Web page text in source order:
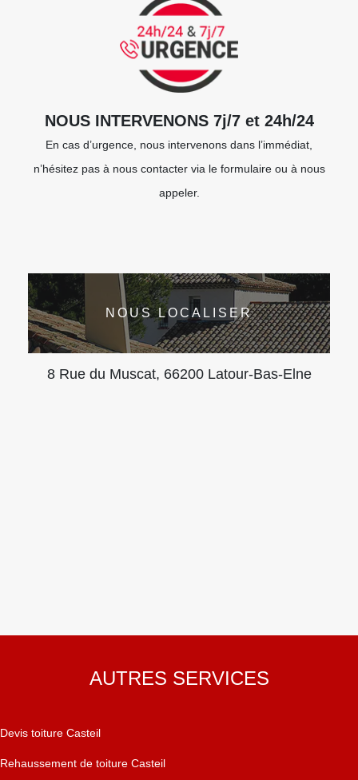
NOUS INTERVENONS 7j/7 et 24h/24
En cas d’urgence, nous intervenons dans l’immédiat,
n’hésitez pas à nous contacter via le formulaire ou à nous
appeler.
NOUS LOCALISER
8 Rue du Muscat, 66200 Latour-Bas-Elne
AUTRES SERVICES
Devis toiture Casteil
Rehaussement de toiture Casteil